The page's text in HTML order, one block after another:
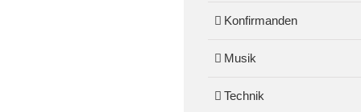
Konfirmanden
Musik
Technik